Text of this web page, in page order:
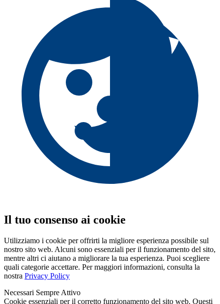
Il tuo consenso ai cookie
Utilizziamo i cookie per offrirti la migliore esperienza possibile sul
nostro sito web. Alcuni sono essenziali per il funzionamento del sito,
mentre altri ci aiutano a migliorare la tua esperienza. Puoi scegliere
quali categorie accettare. Per maggiori informazioni, consulta la
nostra Privacy Policy
Necessari Sempre Attivo
Cookie essenziali per il corretto funzionamento del sito web. Questi